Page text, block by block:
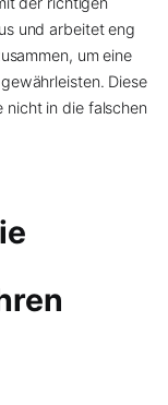
und arbeitet eng
um eine
Diese
nicht in die falschen